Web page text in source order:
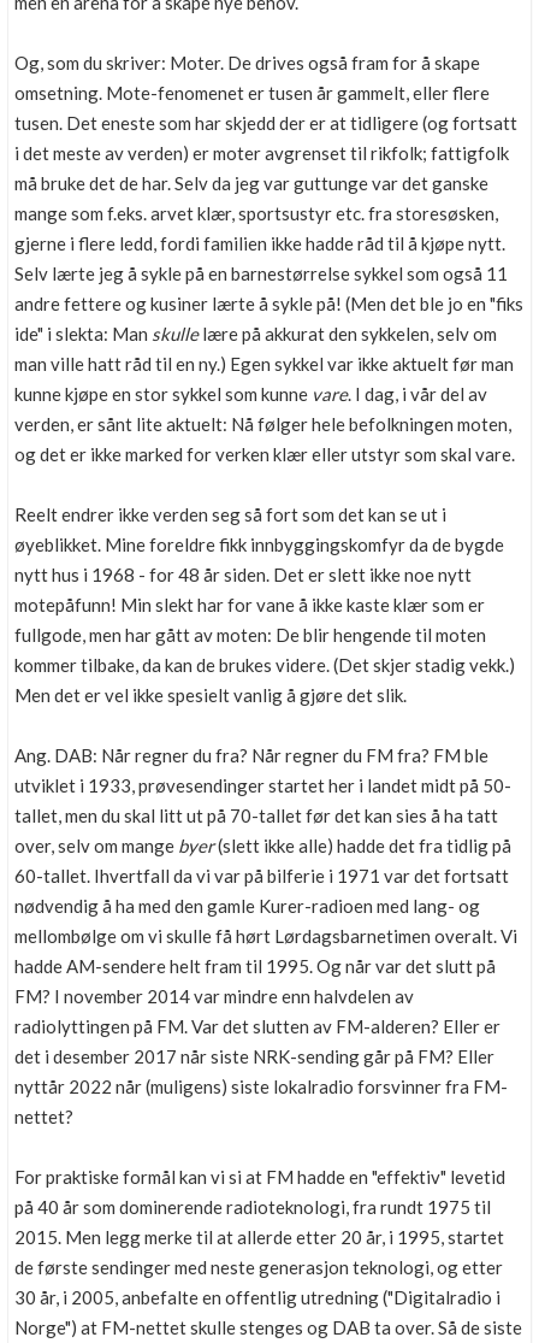
Og, som du skriver: Moter. De drives også fram for å skape
omsetning. Mote-fenomenet er tusen år gammelt, eller flere
tusen. Det eneste som har skjedd der er at tidligere (og fortsatt
i det meste av verden) er moter avgrenset til rikfolk; fattigfolk
må bruke det de har. Selv da jeg var guttunge var det ganske
mange som f.eks. arvet klær, sportsustyr etc. fra storesøsken,
gjerne i flere ledd, fordi familien ikke hadde råd til å kjøpe nytt.
Selv lærte jeg å sykle på en barnestørrelse sykkel som også 11
andre fettere og kusiner lærte å sykle på! (Men det ble jo en "fiks
ide" i slekta: Man skullelære på akkurat den sykkelen, selv om
man ville hatt råd til en ny.) Egen sykkel var ikke aktuelt før man
kunne kjøpe en stor sykkel som kunne vare. I dag, i vår del av
verden, er sånt lite aktuelt: Nå følger hele befolkningen moten,
og det er ikke marked for verken klær eller utstyr som skal vare.
Reelt endrer ikke verden seg så fort som det kan se ut i
øyeblikket. Mine foreldre fikk innbyggingskomfyr da de bygde
nytt hus i 1968 - for 48 år siden. Det er slett ikke noe nytt
motepåfunn! Min slekt har for vane å ikke kaste klær som er
fullgode, men har gått av moten: De blir hengende til moten
kommer tilbake, da kan de brukes videre. (Det skjer stadig vekk.)
Men det er vel ikke spesielt vanlig å gjøre det slik.
Ang. DAB: Når regner du fra? Når regner du FM fra? FM ble
utviklet i 1933, prøvesendinger startet her i landet midt på 50-
tallet, men du skal litt ut på 70-tallet før det kan sies å ha tatt
over, selv om mange byer(slett ikke alle) hadde det fra tidlig på
60-tallet. Ihvertfall da vi var på bilferie i 1971 var det fortsatt
nødvendig å ha med den gamle Kurer-radioen med lang- og
mellombølge om vi skulle få hørt Lørdagsbarnetimen overalt. Vi
hadde AM-sendere helt fram til 1995. Og når var det slutt på
FM? I november 2014 var mindre enn halvdelen av
radiolyttingen på FM. Var det slutten av FM-alderen? Eller er
det i desember 2017 når siste NRK-sending går på FM? Eller
nyttår 2022 når (muligens) siste lokalradio forsvinner fra FM-
nettet?
For praktiske formål kan vi si at FM hadde en "effektiv" levetid
på 40 år som dominerende radioteknologi, fra rundt 1975 til
2015. Men legg merke til at allerde etter 20 år, i 1995, startet
de første sendinger med neste generasjon teknologi, og etter
30 år, i 2005, anbefalte en offentlig utredning ("Digitalradio i
Norge") at FM-nettet skulle stenges og DAB ta over. Så de siste